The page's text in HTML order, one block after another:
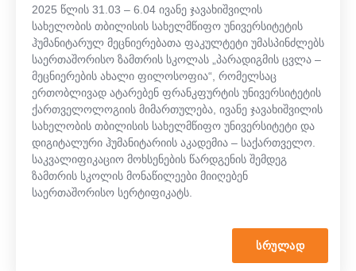
2025 წლის 31.03 – 6.04 ივანე ჯავახიშვილის
სახელობის თბილისის სახელმწიფო უნივერსიტეტის
ჰუმანიტარულ მეცნიერებათა ფაკულტეტი უმასპინძლებს
საერთაშორისო ზამთრის სკოლას „პარადიგმის ცვლა –
მეცნიერების ახალი ფილოსოფია“, რომელსაც
ერთობლივად ატარებენ ფრანკფურტის უნივერსიტეტის
ქართველოლოგიის მიმართულება, ივანე ჯავახიშვილის
სახელობის თბილისის სახელმწიფო უნივერსიტეტი და
დიგიტალური ჰუმანიტარიის აკადემია – საქართველო.
საკვალიფიკაციო მოხსენების წარდგენის შემდეგ
ზამთრის სკოლის მონაწილეები მიიღებენ
საერთაშორისო სერტიფიკატს.
ᲡᲠᲣᲚᲐᲓ